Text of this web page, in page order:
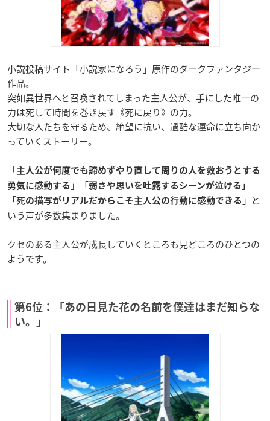
小説投稿サイト「小説家になろう」原作のダークファンタジー
作品。
突如異世界へと召喚されてしまった主人公が、手にした唯一の
力は死して時間を巻き戻す《死に戻り》の力。
大切な人たちを守るため、絶望に抗い、過酷な運命に立ち向か
っていくストーリー。
「主人公が何度でも諦めずやり直して周りの人を救おうとする
勇気に感動する 」「弱さや思いを吐露するシーンが泣ける」
「死の描写がリアルだからこそ主人公の行動に感動できる 」と
いう声が多数集まりました。
クセのある主人公が成長していくところも見どころのひとつの
ようです。
第6位：「あの日見た花の名前を僕達はまだ知らな
い。」